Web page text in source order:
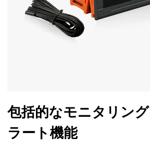
包括的なモニタリン
ラート機能